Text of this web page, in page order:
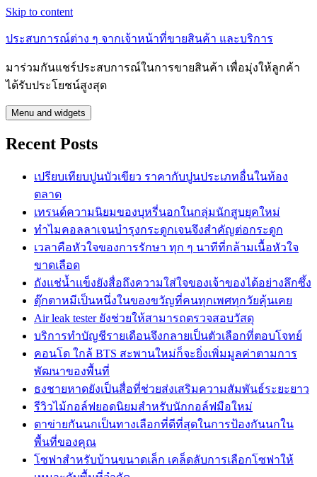
Skip to content
ประสบการณ์ต่าง ๆ จากเจ้าหน้าที่ขายสินค้า และบริการ
มาร่วมกันแชร์ประสบการณ์ในการขายสินค้า เพื่อมุ่งให้ลูกค้า
ได้รับประโยชน์สูงสุด
Menu and widgets
Recent Posts
เปรียบเทียบปูนบัวเขียว ราคากับปูนประเภทอื่นในท้อง
ตลาด
เทรนด์ความนิยมของบุหรี่นอกในกลุ่มนักสูบยุคใหม่
ทำไมคอลลาเจนบำรุงกระดูกเจนจึงสำคัญต่อกระดูก
เวลาคือหัวใจของการรักษา ทุก ๆ นาทีที่กล้ามเนื้อหัวใจ
ขาดเลือด
ถังแช่น้ำแข็งยังสื่อถึงความใส่ใจของเจ้าของได้อย่างลึกซึ้ง
ตุ๊กตาหมีเป็นหนึ่งในของขวัญที่คนทุกเพศทุกวัยคุ้นเคย
Air leak tester ยังช่วยให้สามารถตรวจสอบวัสดุ
บริการทำบัญชีรายเดือนจึงกลายเป็นตัวเลือกที่ตอบโจทย์
คอนโด ใกล้ BTS สะพานใหม่ก็จะยิ่งเพิ่มมูลค่าตามการ
พัฒนาของพื้นที่
ธงชายหาดยังเป็นสื่อที่ช่วยส่งเสริมความสัมพันธ์ระยะยาว
รีวิวไม้กอล์ฟยอดนิยมสำหรับนักกอล์ฟมือใหม่
ตาข่ายกันนกเป็นทางเลือกที่ดีที่สุดในการป้องกันนกใน
พื้นที่ของคุณ
โซฟาสำหรับบ้านขนาดเล็ก เคล็ดลับการเลือกโซฟาให้